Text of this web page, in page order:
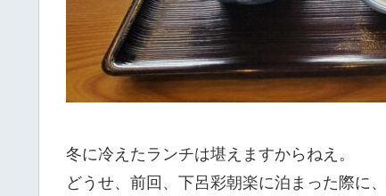
冬に冷えたランチは堪えますからねえ。
どうせ、前回、下呂彩朝楽に泊まった際に